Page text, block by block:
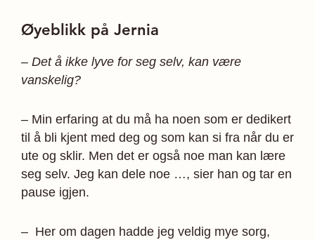
Øyeblikk på Jernia
– Det å ikke lyve for seg selv, kan være
vanskelig?
– Min erfaring at du må ha noen som er dedikert
til å bli kjent med deg og som kan si fra når du er
ute og sklir. Men det er også noe man kan lære
seg selv. Jeg kan dele noe …, sier han og tar en
pause igjen.
– Her om dagen hadde jeg veldig mye sorg,